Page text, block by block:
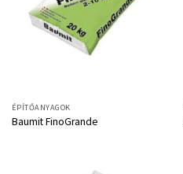
ÉPÍTŐANYAGOK
Baumit FinoGrande